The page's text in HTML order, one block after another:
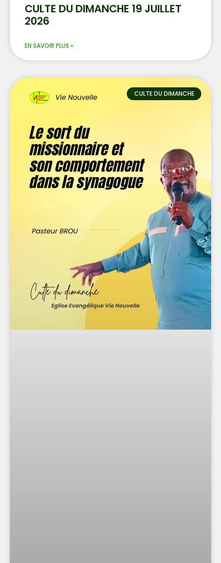
CULTE DU DIMANCHE 19 JUILLET
2026
EN SAVOIR PLUS »
CULTE DU DIMANCHE